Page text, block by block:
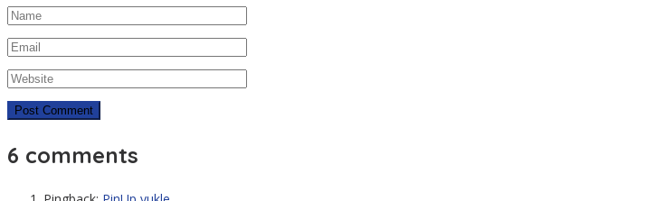
6 comments